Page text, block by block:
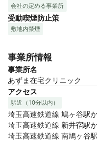
会社の定める事業所
受動喫煙防止策
敷地内禁煙
事業所情報
事業所名
あずま在宅クリニック
アクセス
駅近（10分以内）
埼玉高速鉄道線 鳩ヶ谷駅
埼玉高速鉄道線 新井宿駅
埼玉高速鉄道線 南鳩ヶ谷